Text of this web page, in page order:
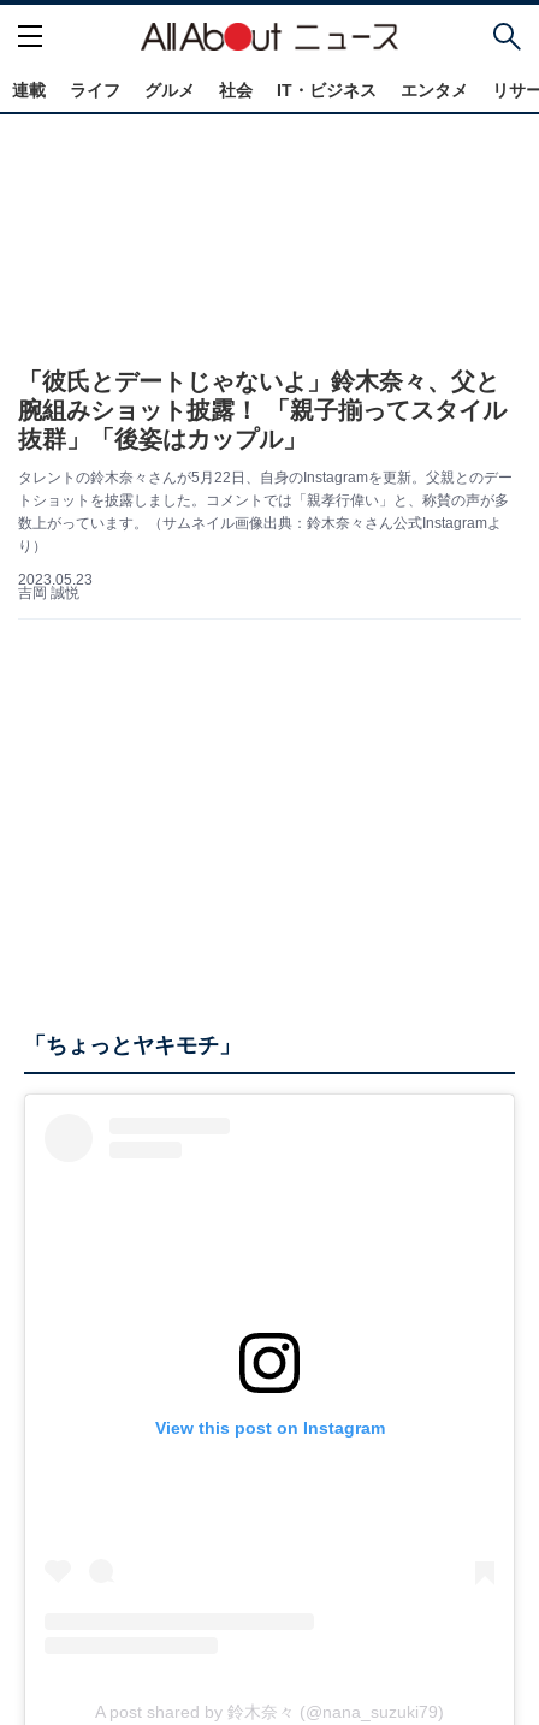
連載 ライフ グルメ 社会 IT・ビジネス エンタメ リサ
「彼氏とデートじゃないよ」鈴木奈々、父と
腕組みショット披露！ 「親子揃ってスタイル
抜群」「後姿はカップル」
タレントの鈴木奈々さんが5月22日、自身のInstagramを更新。父親とのデー
トショットを披露しました。コメントでは「親孝行偉い」と、称賛の声が多
数上がっています。（サムネイル画像出典：鈴木奈々さん公式Instagramよ
り）
2023.05.23
吉岡 誠悦
「ちょっとヤキモチ」
View this post on Instagram
A post shared by 鈴木奈々 (@nana_suzuki79)